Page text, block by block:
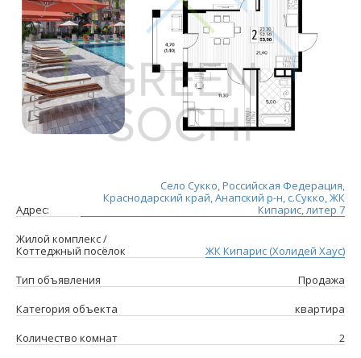
Адрес:
Село Сукко, Российская Федерация,
Краснодарский край, Анапский р-н, с.Сукко, ЖК
Кипарис, литер 7
Жилой комплекс /
Коттеджный посёлок
ЖК Кипарис (Холидей Хаус)
Тип объявления
Продажа
Категория объекта
квартира
Количество комнат
2